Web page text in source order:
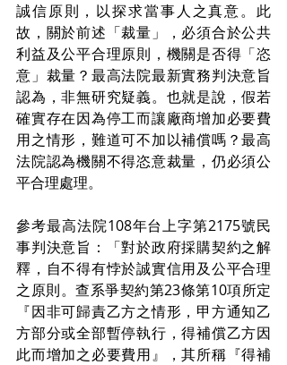
誠信原則，以探求當事人之真意。此
故，關於前述「裁量」，必須合於公共
利益及公平合理原則，機關是否得「恣
意」裁量？最高法院最新實務判決意旨
認為，非無研究疑義。也就是說，假若
確實存在因為停工而讓廠商增加必要費
用之情形，難道可不加以補償嗎？最高
法院認為機關不得恣意裁量，仍必須公
平合理處理。
參考最高法院108年台上字第2175號民
事判決意旨：「對於政府採購契約之解
釋，自不得有悖於誠實信用及公平合理
之原則。查系爭契約第23條第10項所定
『因非可歸責乙方之情形，甲方通知乙
方部分或全部暫停執行，得補償乙方因
此而增加之必要費用』，其所稱『得補